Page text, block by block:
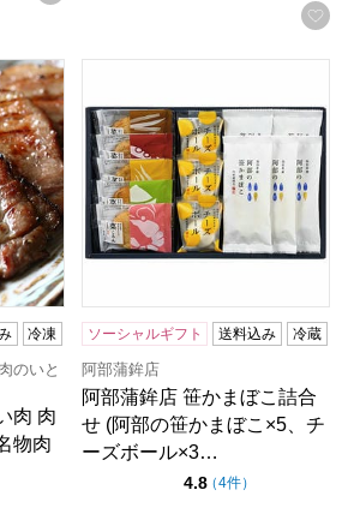
肉 肉のいとう 杜の都仙台名物肉厚牛
冷凍
のいと
肉 肉
物肉
ソーシャルギフト 送料込み 冷蔵
阿部蒲鉾店
阿部蒲鉾店 笹かまぼこ詰合
せ (阿部の笹かまぼこ×5、チ
ーズボール×3…
4.8点（5点満点中）
（4件の評価
）